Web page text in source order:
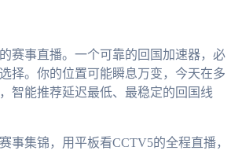
赛事直播。一个可靠的回国加速器，必
择。你的位置可能瞬息万变，今天在多
智能推荐延迟最低、最稳定的回国线
事集锦，用平板看CCTV5的全程直播，